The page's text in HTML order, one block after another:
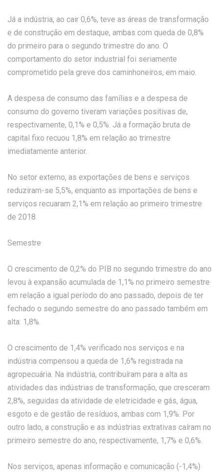
Já a indústria, ao cair 0,6%, teve as áreas de transformação
e de construção em destaque, ambas com queda de 0,8%
do primeiro para o segundo trimestre do ano. O
comportamento do setor industrial foi seriamente
comprometido pela greve dos caminhoneiros, em maio.
A despesa de consumo das famílias e a despesa de
consumo do governo tiveram variações positivas de,
respectivamente, 0,1% e 0,5%. Já a formação bruta de
capital fixo recuou 1,8% em relação ao trimestre
imediatamente anterior.
No setor externo, as exportações de bens e serviços
reduziram-se 5,5%, enquanto as importações de bens e
serviços recuaram 2,1% em relação ao primeiro trimestre
de 2018.
Semestre
O crescimento de 0,2% do PIB no segundo trimestre do ano
levou à expansão acumulada de 1,1% no primeiro semestre
em relação a igual período do ano passado, depois de ter
fechado o segundo semestre do ano passado também em
alta: 1,8%.
O crescimento de 1,4% verificado nos serviços e na
indústria compensou a queda de 1,6% registrada na
agropecuária. Na indústria, contribuíram para a alta as
atividades das indústrias de transformação, que cresceram
2,8%, seguidas da atividade de eletricidade e gás, água,
esgoto e de gestão de resíduos, ambas com 1,9%. Por
outro lado, a construção e as indústrias extrativas caíram no
primeiro semestre do ano, respectivamente, 1,7% e 0,6%.
Nos serviços, apenas informação e comunicação (-1,4%)